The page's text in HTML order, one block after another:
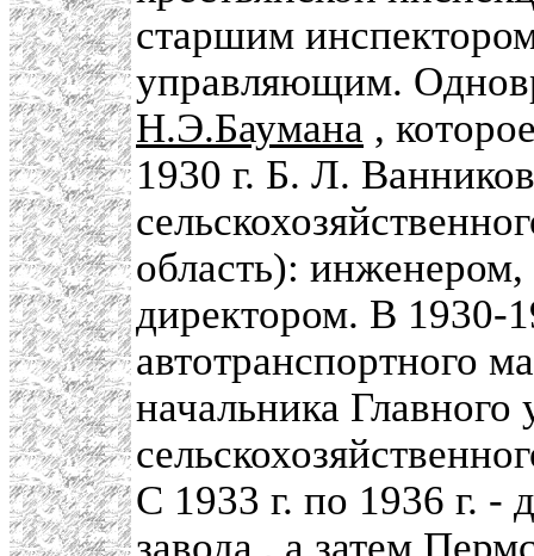
старшим
управляющим.
Н.Э.Баумана ,
1930 г. Б. Л.
область):
директором. В 1930-
автотранспортного
начальника Главного
С 1933 г. по 1936 г. -